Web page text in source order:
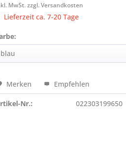
MwSt.zzgl. Versandkosten
Lieferzeit ca. 7-20 Tage
Merken Empfehlen
Nr.: 022303199650